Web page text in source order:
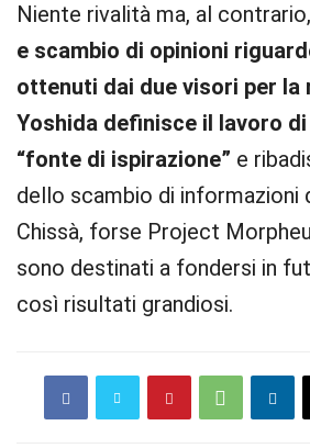
Niente rivalità ma, al contrario,
e scambio di opinioni
ottenuti dai due visori per la
Yoshida definisce il lavoro di
“fonte di ispirazione” e
dello scambio di informazioni
Chissà, forse Project
sono destinati a fondersi in
così risultati grandiosi.